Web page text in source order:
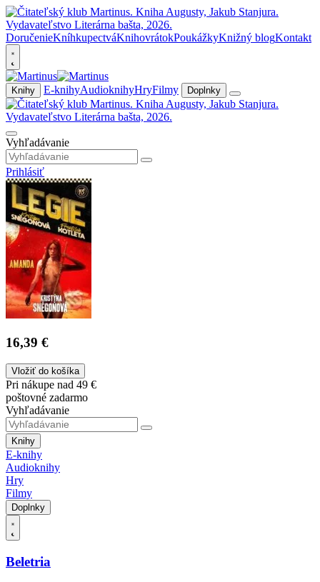
DoručenieKníhkupectváKnihovrátokPoukážkyKnižný blogKontakt
Knihy E-knihyAudioknihyHryFilmy Doplnky
Vyhľadávanie
Prihlásiť
16,39 €
Vložiť do košíka
Pri nákupe nad 49 €
poštovné zadarmo
Vyhľadávanie
Knihy
E-knihy
Audioknihy
Hry
Filmy
Doplnky
Beletria